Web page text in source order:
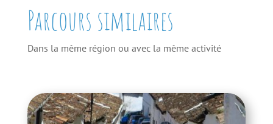
Parcours similaires
Dans la même région ou avec la même activité